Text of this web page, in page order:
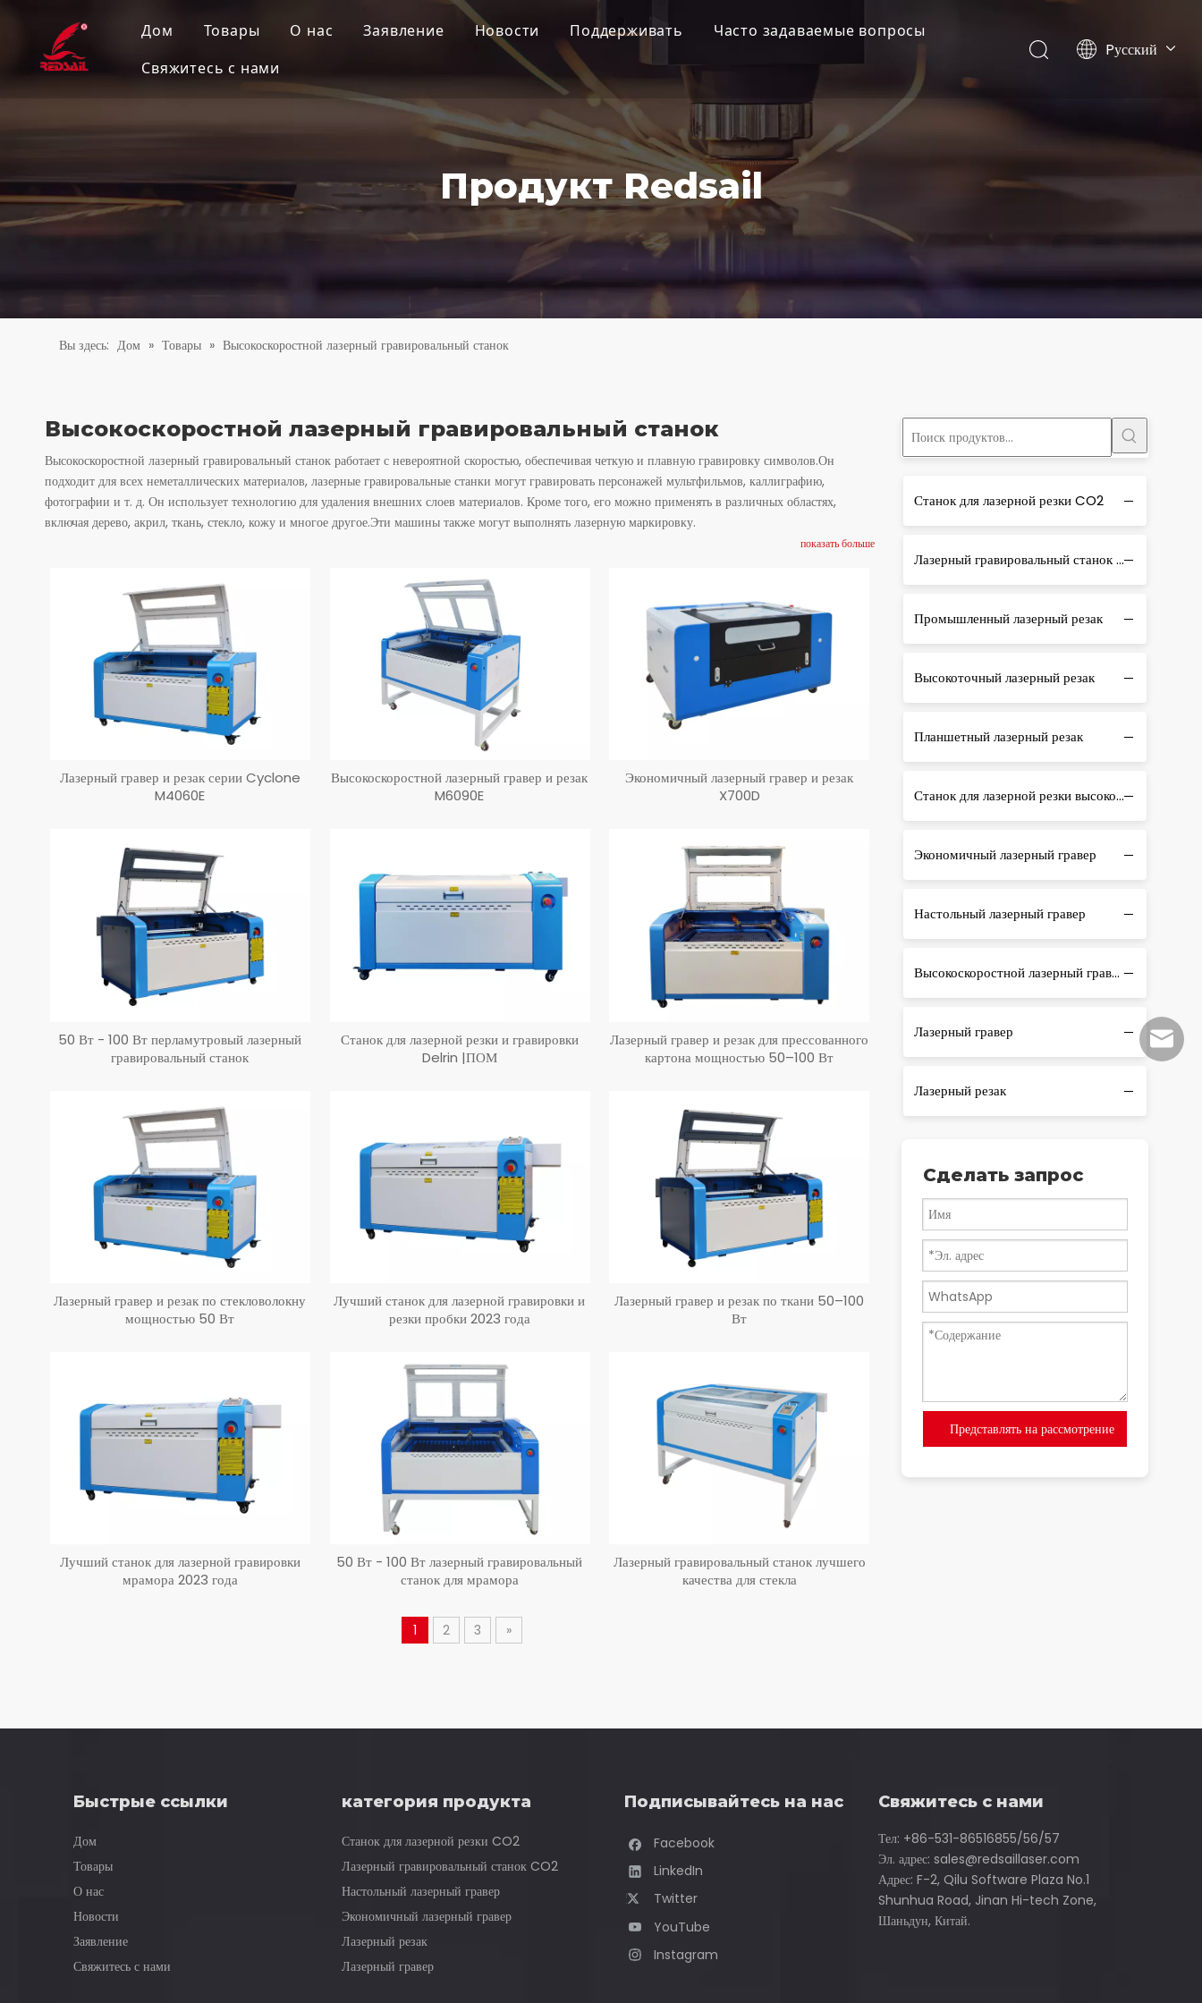
Дом Товары
Станок для лазерной резки CO2
Лазерный гравировальный станок CO2
Экономичный лазерный гравер
Планшетный лазерный резак
Станок для лазерной резки высокой мощности
Высокоточный лазерный резак
Высокоскоростной лазерный гравировальный станок
Лазерный резак
Лазерный гравер
О нас Заявление Новости
Новости компании
Продукты Новости
Поддерживать
обслуживание
Скачать
Часто задаваемые вопросы
Свяжитесь с нами
Pусский
Продукт Redsail
Вы здесь: Дом » Товары » Высокоскоростной лазерный гравировальный станок
Высокоскоростной лазерный гравировальный станок
Высокоскоростной лазерный гравировальный станок работает с невероятной скоростью, обеспечивая четкую и плавную гравировку символов.Он
подходит для всех неметаллических материалов, лазерные гравировальные станки могут гравировать персонажей мультфильмов, каллиграфию,
фотографии и т. д. Он использует технологию для удаления внешних слоев материалов. Кроме того, его можно применять в различных областях,
включая дерево, акрил, ткань, стекло, кожу и многое другое.Эти машины также могут выполнять лазерную маркировку.
показать больше
Лазерный гравер и резак серии Cyclone
M4060E
Высокоскоростной лазерный гравер и резак
M6090E
Экономичный лазерный гравер и резак
X700D
50 Вт - 100 Вт перламутровый лазерный
гравировальный станок
Станок для лазерной резки и гравировки
Delrin |ПОМ
Лазерный гравер и резак для прессованного
картона мощностью 50–100 Вт
Лазерный гравер и резак по стекловолокну
мощностью 50 Вт
Лучший станок для лазерной гравировки и
резки пробки 2023 года
Лазерный гравер и резак по ткани 50–100
Вт
Лучший станок для лазерной гравировки
мрамора 2023 года
50 Вт - 100 Вт лазерный гравировальный
станок для мрамора
Лазерный гравировальный станок лучшего
качества для стекла
1 2 3 »
Станок для лазерной резки CO2
Лазерный гравировальный станок CO2
Промышленный лазерный резак
Высокоточный лазерный резак
Планшетный лазерный резак
Станок для лазерной резки высокой мощности
Экономичный лазерный гравер
Настольный лазерный гравер
Высокоскоростной лазерный гравировальный станок
Лазерный гравер
Лазерный резак
Сделать запрос
Представлять на рассмотрение
Быстрые ссылки
Дом
Товары
О нас
Новости
Заявление
Свяжитесь с нами
категория продукта
Станок для лазерной резки CO2
Лазерный гравировальный станок CO2
Настольный лазерный гравер
Экономичный лазерный гравер
Лазерный резак
Лазерный гравер
Подписывайтесь на нас
Facebook
LinkedIn
Twitter
YouTube
Instagram
Свяжитесь с нами
Тел: +86-531-86516855/56/57
Эл. адрес: sales@redsaillaser.com
Адрес: F-2, Qilu Software Plaza No.1
Shunhua Road, Jinan Hi-tech Zone,
Шаньдун, Китай.